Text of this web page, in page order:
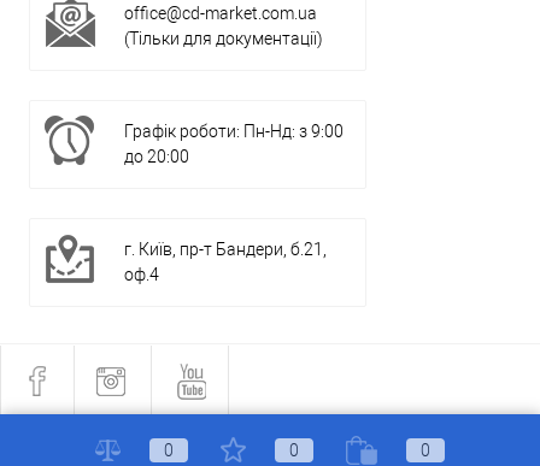
office@cd-market.com.ua
(Тільки для документації)
Графік роботи: Пн-Нд: з 9:00
до 20:00
г. Київ, пр-т Бандери, б.21,
оф.4
0 0 0